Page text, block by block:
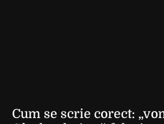
Cum se scrie corect: